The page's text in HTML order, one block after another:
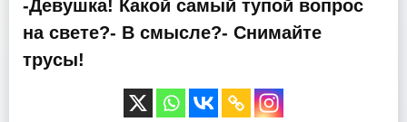
-Девушка! Какой самый тупой вопрос
на свете?- В смысле?- Снимайте
трусы!